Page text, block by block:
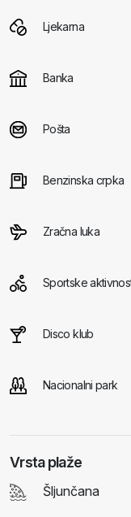
Ljekarna
Banka
Pošta
Benzinska crpka
Zračna luka
Sportske
Disco klub
Nacionalni park
Vrsta plaže
Šljunčana